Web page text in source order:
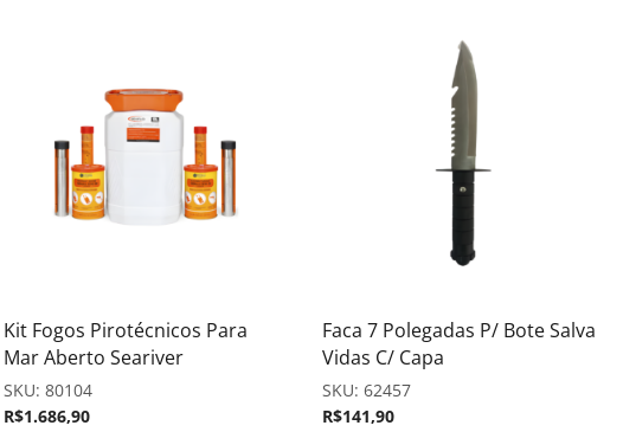
Kit Fogos Pirotécnicos Para
Mar Aberto Seariver
SKU:80104
R$1.686,90
Faca 7 Polegadas P/ Bote Salva
Vidas C/ Capa
SKU:62457
R$141,90